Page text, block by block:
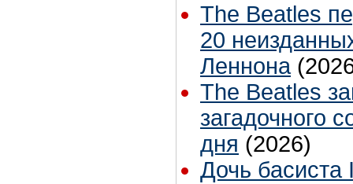
The Beatles
20
Леннона
The Beatles
загадочного
дня (2026)
Дочь